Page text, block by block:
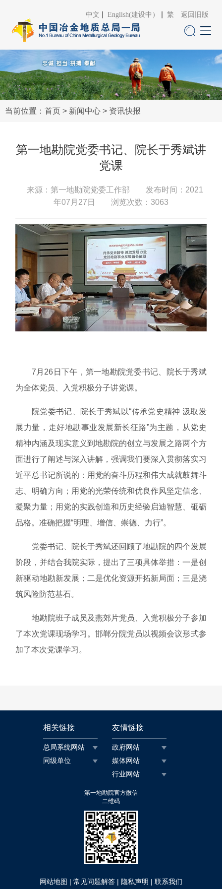
中文 English(建设中） 繁 返回旧版
当前位置： 首页 > 新闻中心 > 资讯快报
第一地勘院党委书记、院长于秀斌讲
党课
来源：第一地勘院党委工作部 发布时间：2021
年07月27日 浏览次数： 3063
7月26日下午，第一地勘院党委书记、院长于秀斌
为全体党员、入党积极分子讲党课。
院党委书记、院长于秀斌以“传承党史精神 汲取发
展力量，走好地勘事业发展新长征路”为主题，从党史
精神内涵及现实意义到地勘院的创立与发展之路两个方
面进行了阐述与深入讲解，强调我们要深入贯彻落实习
近平总书记所说的：用党的奋斗历程和伟大成就鼓舞斗
志、明确方向；用党的光荣传统和优良作风坚定信念、
凝聚力量；用党的实践创造和历史经验启迪智慧、砥砺
品格。准确把握“明理、增信、崇德、力行”。
党委书记、院长于秀斌还回顾了地勘院的四个发展
阶段，并结合我院实际，提出了三项具体举措：一是创
新驱动地勘新发展；二是优化资源开拓新局面；三是浇
筑风险防范基石。
地勘院班子成员及燕郊片党员、入党积极分子参加
了本次党课现场学习。邯郸分院党员以视频会议形式参
加了本次党课学习。
相关链接
总局系统网站
同级单位
友情链接
政府网站
媒体网站
行业网站
第一地勘院官方微信
二维码
网站地图 | 常见问题解答 | 隐私声明 | 联系我们